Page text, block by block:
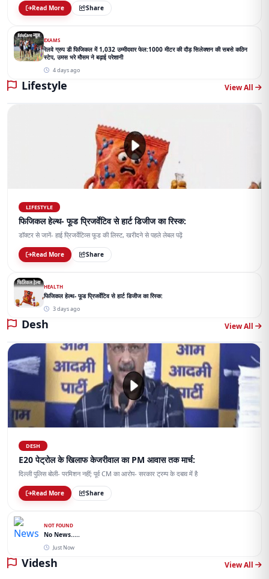
Read More Share
EXAMS
रेलवे ग्रुप डी फिजिकल में 1,032 उम्मीदवार फेल:1000 मीटर की दौड़ सिलेक्शन की सबसे कठिन
स्टेप, उमस भरे मौसम ने बढ़ाई परेशानी
4 days ago
Lifestyle View All
LIFESTYLE
फिजिकल हेल्थ- फूड प्रिजर्वेटिव से हार्ट डिजीज का रिस्क:
डॉक्टर से जानें- हाई प्रिजर्वेटिव्स फूड की लिस्ट, खरीदने से पहले लेबल पढ़ें
Read More Share
HEALTH
फिजिकल हेल्थ- फूड प्रिजर्वेटिव से हार्ट डिजीज का रिस्क:
3 days ago
Desh View All
DESH
E20 पेट्रोल के खिलाफ केजरीवाल का PM आवास तक मार्च:
दिल्ली पुलिस बोली- परमिशन नहीं; पूर्व CM का आरोप- सरकार ट्रम्प के दबाव में है
Read More Share
NOT FOUND
No News.....
Just Now
Videsh View All